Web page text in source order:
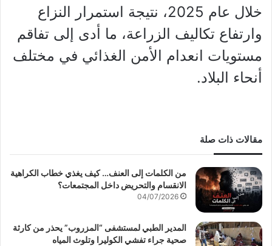
خلال عام 2025، نتيجة استمرار النزاع
وارتفاع تكاليف الزراعة، ما أدى إلى تفاقم
مستويات انعدام الأمن الغذائي في مختلف
أنحاء البلاد.
مقالات ذات صلة
من الكلمات إلى العنف… كيف يغذي خطاب الكراهية
الانقسام والتحريض داخل المجتمعات؟
04/07/2026
المدير الطبي لمستشفى “المزروب” يحذر من كارثة
صحية جراء تفشي الكوليرا وتلوث المياه